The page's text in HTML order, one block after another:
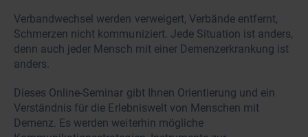
Verbandwechsel werden verweigert, Verbände entfernt,
Schmerzen nicht kommuniziert. Jede Situation ist anders,
denn auch jeder Mensch mit einer Demenzerkrankung ist
anders.
Dieses Online-Seminar gibt Ihnen Orientierung und ein
Verständnis für die Erlebniswelt von Menschen mit
Demenz. Es werden weiterhin mögliche